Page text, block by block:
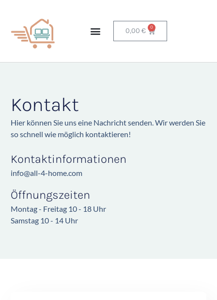
0,00 € 0
Kontakt
Hier können Sie uns eine Nachricht senden. Wir werden Sie
so schnell wie möglich kontaktieren!
Kontaktinformationen
info@all-4-home.com
Öffnungszeiten
Montag - Freitag 10 - 18 Uhr
Samstag 10 - 14 Uhr